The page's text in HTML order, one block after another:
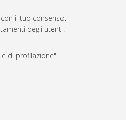
il tuo consenso.
degli utenti.
di profilazione".